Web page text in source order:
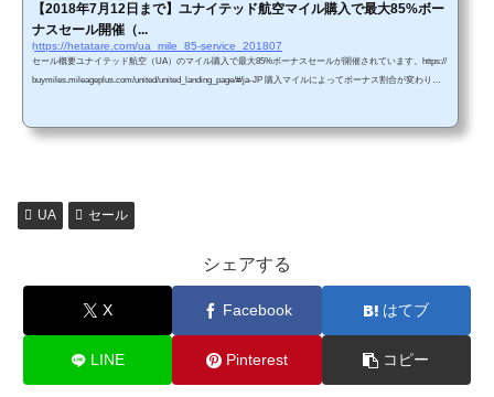
【2018年7月12日まで】ユナイテッド航空マイル購入で最大85%ボー
ナスセール開催（...
https://hetatare.com/ua_mile_85-service_201807
セール概要ユナイテッド航空（UA）のマイル購入で最大85%ボーナスセールが開催されています。https://
buymiles.mileageplus.com/united/united_landing_page/#/ja-JP 購入マイルによってボーナス割合が変わりま
ール期間は2018年7月12日13時59分（日本時間）までです。 購入するためには、マイレージクラブへの...
UA セール
シェアする
X Facebook はてブ
LINE Pinterest コピー